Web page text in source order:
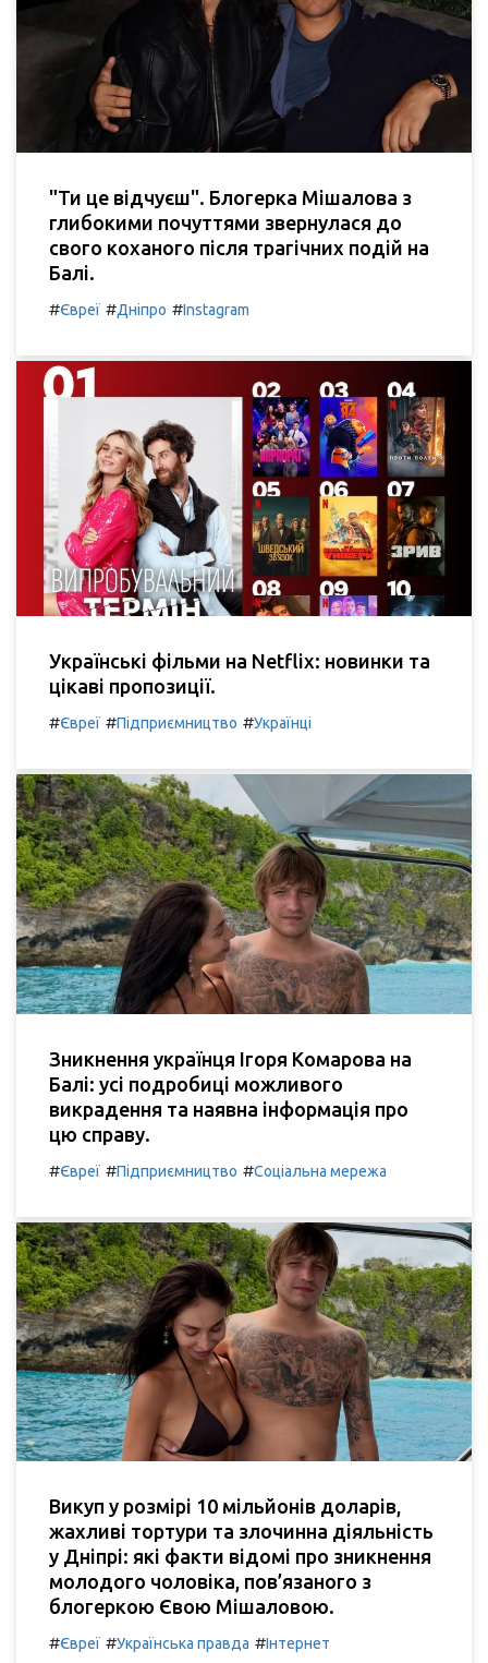
"Ти це відчуєш". Блогерка Мішалова з
глибокими почуттями звернулася до
свого коханого після трагічних подій на
Балі.
#Євреї #Дніпро #Instagram
Українські фільми на Netflix: новинки та
цікаві пропозиції.
#Євреї #Підприємництво #Українці
Зникнення українця Ігоря Комарова на
Балі: усі подробиці можливого
викрадення та наявна інформація про
цю справу.
#Євреї #Підприємництво #Соціальна мережа
Викуп у розмірі 10 мільйонів доларів,
жахливі тортури та злочинна діяльність
у Дніпрі: які факти відомі про зникнення
молодого чоловіка, пов’язаного з
блогеркою Євою Мішаловою.
#Євреї #Українська правда #Інтернет